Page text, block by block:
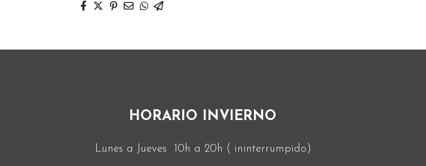
HORARIO INVIERNO
Lunes a Jueves 10h a 20h ( ininterrumpido)